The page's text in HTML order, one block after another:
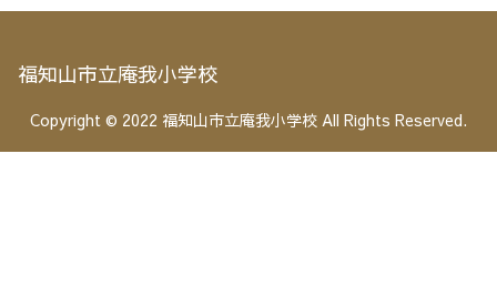
福知山市立庵我小学校
Copyright © 2022 福知山市立庵我小学校 All Rights Reserved.